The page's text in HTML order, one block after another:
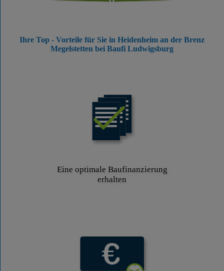
Ihre Top - Vorteile für Sie in Heidenheim an der Brenz
Megelstetten bei Baufi Ludwigsburg
Eine optimale Baufinanzierung
erhalten